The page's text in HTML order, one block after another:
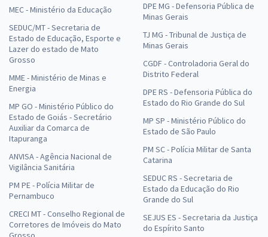
MEC - Ministério da Educação
SEDUC/MT - Secretaria de
Estado de Educação, Esporte e
Lazer do estado de Mato
Grosso
MME - Ministério de Minas e
Energia
MP GO - Ministério Público do
Estado de Goiás - Secretário
Auxiliar da Comarca de
Itapuranga
ANVISA - Agência Nacional de
Vigilância Sanitária
PM PE - Polícia Militar de
Pernambuco
CRECI MT - Conselho Regional de
Corretores de Imóveis do Mato
DPE MG - Defensoria Pública de
Minas Gerais
TJ MG - Tribunal de Justiça de
Minas Gerais
CGDF - Controladoria Geral do
Distrito Federal
DPE RS - Defensoria Pública do
Estado do Rio Grande do Sul
MP SP - Ministério Público do
Estado de São Paulo
PM SC - Polícia Militar de Santa
Catarina
SEDUC RS - Secretaria de
Estado da Educação do Rio
Grande do Sul
SEJUS ES - Secretaria da Justiça
do Espírito Santo